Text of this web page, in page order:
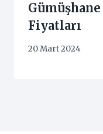
Fiyatları
20 Mart 2024